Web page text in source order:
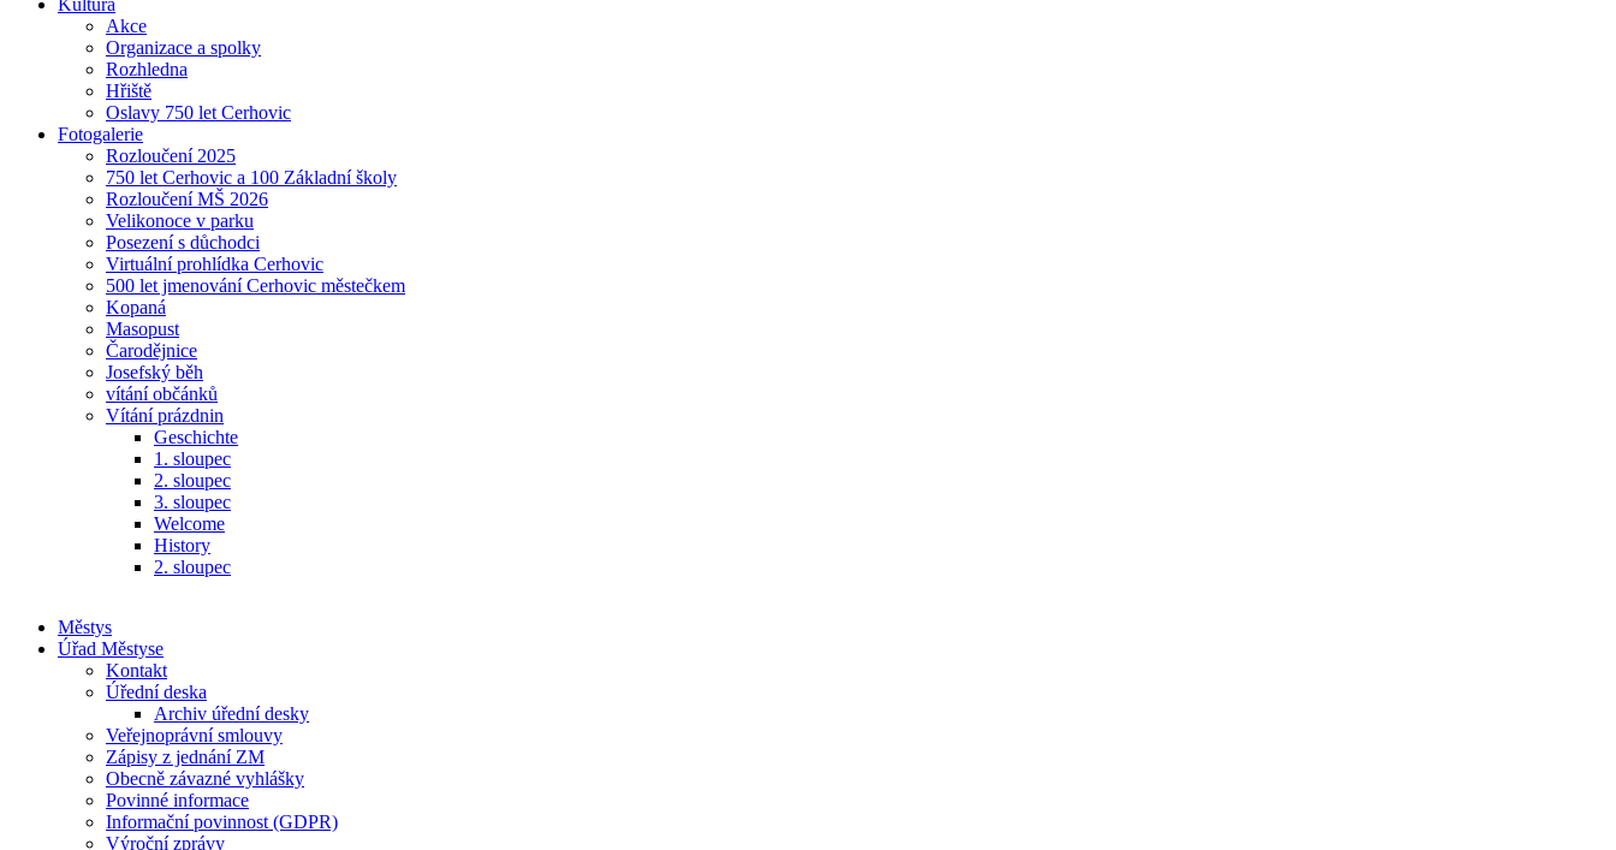
Kultura
Akce
Organizace a spolky
Rozhledna
Hřiště
Oslavy 750 let Cerhovic
Fotogalerie
Rozloučení 2025
750 let Cerhovic a 100 Základní školy
Rozloučení MŠ 2026
Velikonoce v parku
Posezení s důchodci
Virtuální prohlídka Cerhovic
500 let jmenování Cerhovic městečkem
Kopaná
Masopust
Čarodějnice
Josefský běh
vítání občánků
Vítání prázdnin
Geschichte
1. sloupec
2. sloupec
3. sloupec
Welcome
History
2. sloupec
Městys
Úřad Městyse
Kontakt
Úřední deska
Archiv úřední desky
Veřejnoprávní smlouvy
Zápisy z jednání ZM
Obecně závazné vyhlášky
Povinné informace
Informační povinnost (GDPR)
Výroční zprávy